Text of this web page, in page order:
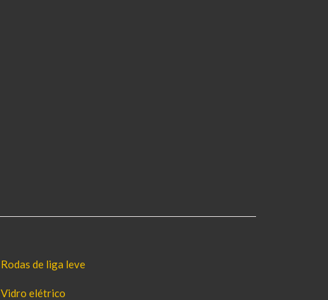
Rodas de liga leve
Vidro elétrico